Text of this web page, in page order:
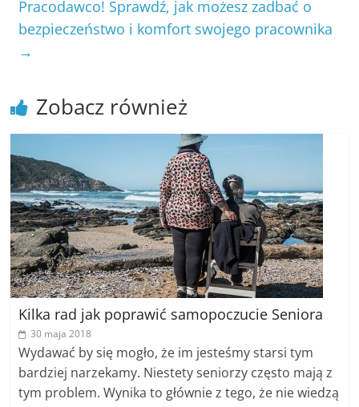
Pracodawco! Sprawdź, jak możesz zadbać o
bezpieczeństwo i komfort swojego pracownika
→
Zobacz również
Kilka rad jak poprawić samopoczucie Seniora
30 maja 2018
Wydawać by się mogło, że im jesteśmy starsi tym
bardziej narzekamy. Niestety seniorzy często mają z
tym problem. Wynika to głównie z tego, że nie wiedzą